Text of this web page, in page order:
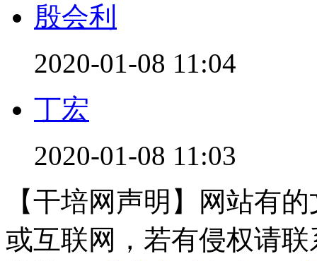
殷会利
2020-01-08 11:04
丁宏
2020-01-08 11:03
【干培网声明】网站有
或互联网，若有侵权请联